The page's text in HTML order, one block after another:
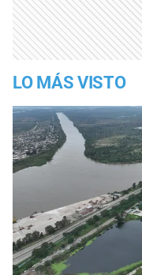
LO MÁS VISTO